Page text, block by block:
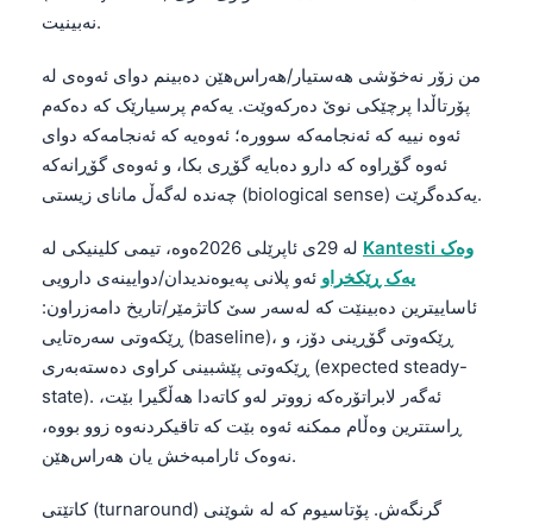
نەبینیت.
من زۆر نەخۆشی هەستیار/هەراس‌هێن دەبینم دوای ئەوەی لە
پۆرتاڵدا پرچێکی نوێ دەرکەوێت. یەکەم پرسیارێک کە دەکەم
ئەوە نییە کە ئەنجامەکە سوورە؛ ئەوەیە کە ئەنجامەکە دوای
ئەوە گۆڕاوە کە دارو دەبایە گۆڕی بکا، و ئەوەی گۆڕانەکە
چەندە لەگەڵ مانای زیستی (biological sense) یەکدەگرێت.
Kantesti وەک
یەک ڕێکخراو ئەو پلانی پەیوەندیدان/دوایینەی دارویی
ئاساییترین دەبینێت کە لەسەر سێ کاتژمێر/تاریخ دامەزراون:
ڕێکەوتی سەرەتایی (baseline)، ڕێکەوتی گۆڕینی دۆز، و
ڕێکەوتی پێشبینی کراوی دەستەبەری (expected steady-
state). ئەگەر لابراتۆرەکە زووتر لەو کاتەدا هەڵگیرا بێت،
ڕاستترین وەڵام ممکنە ئەوە بێت کە تاقیکردنەوە زوو بووە،
نەوەک ئارامبەخش یان هەراس‌هێن.
کاتێتی (turnaround) گرنگەش. پۆتاسیوم کە لە شوێنی